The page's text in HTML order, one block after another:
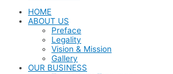
HOME
ABOUT US
Preface
Legality
Vision & Mission
Gallery
OUR BUSINESS